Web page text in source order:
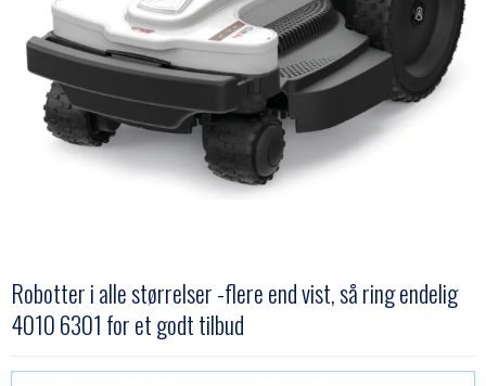
Robotter i alle størrelser -flere end vist, så ring endelig
4010 6301 for et godt tilbud